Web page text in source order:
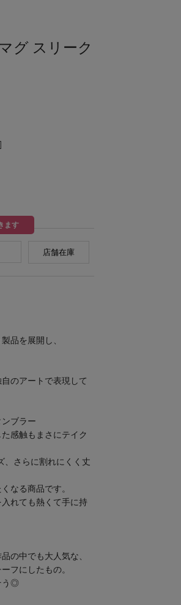
グ スリーク
ます
店舗在庫
品を展開し、
のアートで表現して
ブラー
感触もまさにテイク
、さらに割れにくく丈
なる商品です。
れても熱くて手に持
の中でも大人気な、
フにしたもの。
う◎